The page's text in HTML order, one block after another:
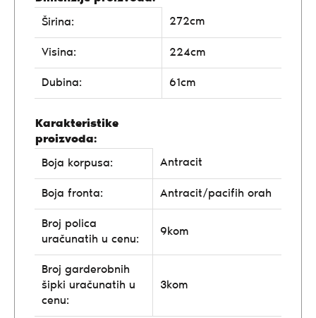
Širina:
272cm
Visina: 224cm
Dubina: 61cm
Karakteristike
proizvoda:
Boja korpusa:
Antracit
Boja fronta: Antracit/pacifih orah
Broj polica
uračunatih u cenu:
9kom
Broj garderobnih
šipki uračunatih u
cenu:
3kom